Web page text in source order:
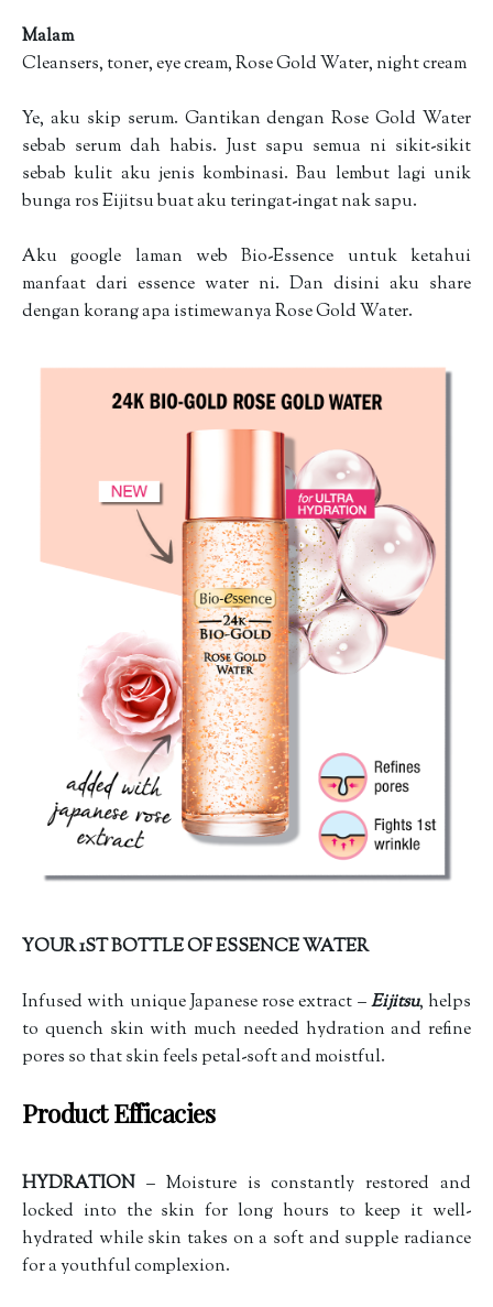
Malam
Cleansers, toner, eye cream, Rose Gold Water, night cream
Ye, aku skip serum. Gantikan dengan Rose Gold Water
sebab serum dah habis. Just sapu semua ni sikit-sikit
sebab kulit aku jenis kombinasi. Bau lembut lagi unik
bunga ros Eijitsu buat aku teringat-ingat nak sapu.
Aku google laman web Bio-Essence untuk ketahui
manfaat dari essence water ni. Dan disini aku share
dengan korang apa istimewanya Rose Gold Water.
YOUR 1ST BOTTLE OF ESSENCE WATER
Infused with unique Japanese rose extract –Eijitsu, helps
to quench skin with much needed hydration and refine
pores so that skin feels petal-soft and moistful.
Product Efficacies
HYDRATION – Moisture is constantly restored and
locked into the skin for long hours to keep it well-
hydrated while skin takes on a soft and supple radiance
for a youthful complexion.